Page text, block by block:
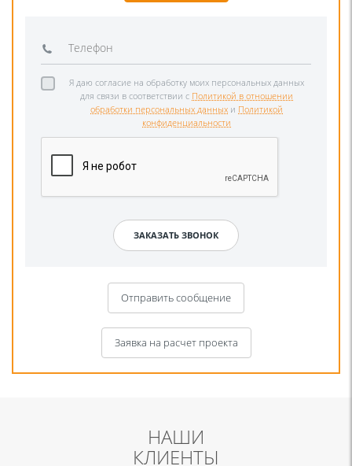
Я даю согласие на обработку моих персональных данных
для связи в соответствии с Политикой в отношении
обработки персональных данных и Политикой
конфиденциальности
Отправить сообщение
Заявка на расчет проекта
НАШИ
КЛИЕНТЫ